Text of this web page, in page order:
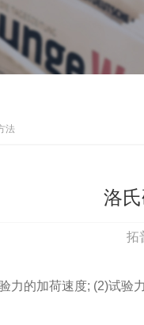
法
洛
拓
力的加荷速度; (2)试验